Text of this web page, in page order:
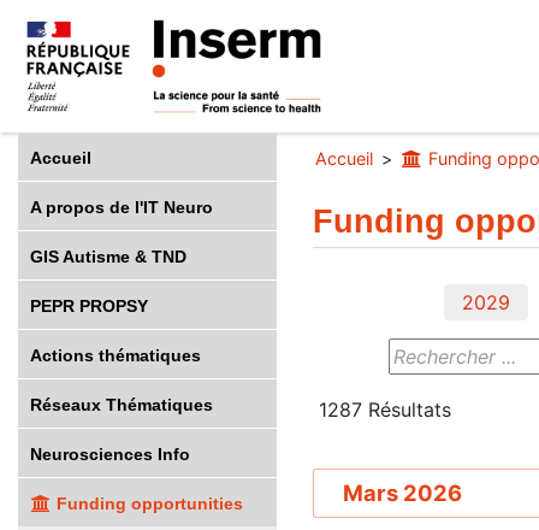
Accueil
A propos de l'IT Neuro
GIS Autisme & TND
PEPR PROPSY
Actions thématiques
Réseaux Thématiques
Neurosciences Info
Funding opportunities
Accueil Funding
Funding
2029
1287 Résultats
Mars 2026